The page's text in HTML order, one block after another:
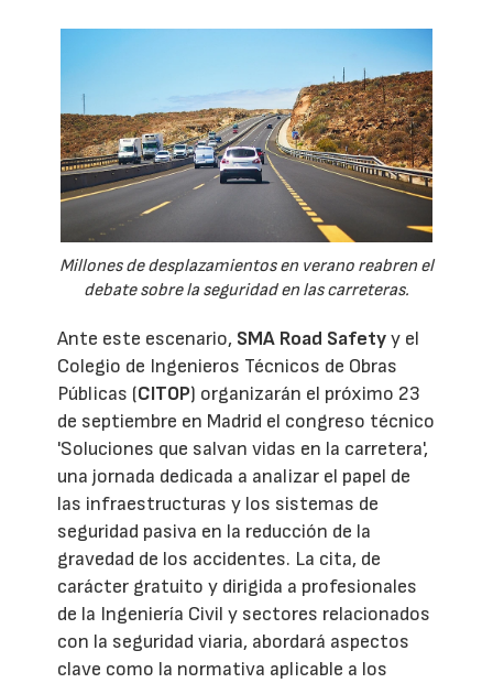
Millones de desplazamientos en verano reabren el
debate sobre la seguridad en las carreteras.
Ante este escenario, SMA Road Safetyy el
Colegio de Ingenieros Técnicos de Obras
Públicas (CITOP) organizarán el próximo 23
de septiembre en Madrid el congreso técnico
'Soluciones que salvan vidas en la carretera',
una jornada dedicada a analizar el papel de
las infraestructuras y los sistemas de
seguridad pasiva en la reducción de la
gravedad de los accidentes. La cita, de
carácter gratuito y dirigida a profesionales
de la Ingeniería Civil y sectores relacionados
con la seguridad viaria, abordará aspectos
clave como la normativa aplicable a los